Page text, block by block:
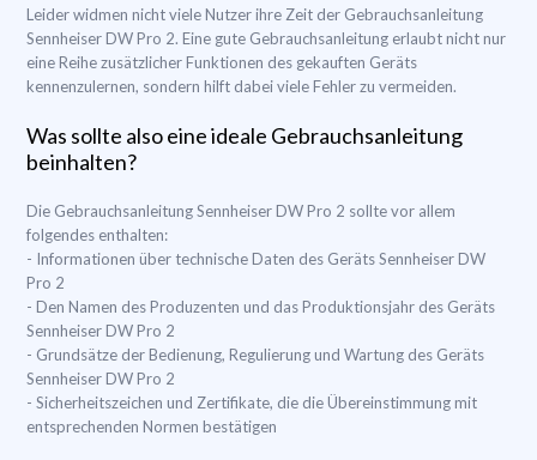
Leider widmen nicht viele Nutzer ihre Zeit der Gebrauchsanleitung
Sennheiser DW Pro 2. Eine gute Gebrauchsanleitung erlaubt nicht nur
eine Reihe zusätzlicher Funktionen des gekauften Geräts
kennenzulernen, sondern hilft dabei viele Fehler zu vermeiden.
Was sollte also eine ideale Gebrauchsanleitung
beinhalten?
Die Gebrauchsanleitung Sennheiser DW Pro 2 sollte vor allem
folgendes enthalten:
- Informationen über technische Daten des Geräts Sennheiser DW
Pro 2
- Den Namen des Produzenten und das Produktionsjahr des Geräts
Sennheiser DW Pro 2
- Grundsätze der Bedienung, Regulierung und Wartung des Geräts
Sennheiser DW Pro 2
- Sicherheitszeichen und Zertifikate, die die Übereinstimmung mit
entsprechenden Normen bestätigen